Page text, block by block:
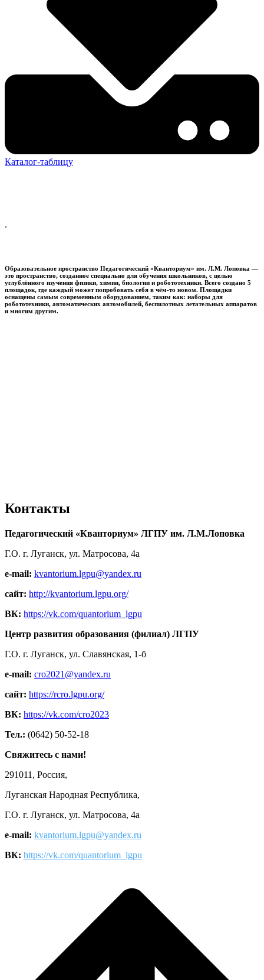
Каталог-таблицу
.
Образовательное пространство Педагогический «Кванториум» им. Л.М. Лоповка —
это пространство, созданное специально для обучения школьников, с целью
углублённого изучения физики, химии, биологии и робототехники. Всего создано 5
площадок, где каждый может попробовать себя в чём-то новом. Площадки
оснащены самым современным оборудованием, таким как: наборы для
робототехники, автоматических автомобилей, беспилотных летательных аппаратов
и многим другим.
Контакты
Педагогический «Кванториум» ЛГПУ им. Л.М.Лоповка
Г.О. г. Луганск, ул. Матросова, 4а
e-mail: kvantorium.lgpu@yandex.ru
сайт: http://kvantorium.lgpu.org/
ВК: https://vk.com/quantorium_lgpu
Центр развития образования (филиал) ЛГПУ
Г.О. г. Луганск, ул. Славянская, 1-б
e-mail: cro2021@yandex.ru
сайт: https://rcro.lgpu.org/
ВК: https://vk.com/cro2023
Тел.: (0642) 50-52-18
Свяжитесь с нами!
291011, Россия,
Луганская Народная Республика,
Г.О. г. Луганск, ул. Матросова, 4а
e-mail: kvantorium.lgpu@yandex.ru
ВК: https://vk.com/quantorium_lgpu